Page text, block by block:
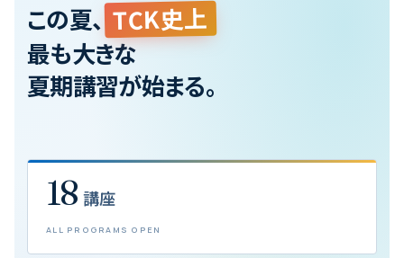
この夏、 TCK史上
最も大きな
夏期講習が始まる。
18 講座
ALL PROGRAMS OPEN